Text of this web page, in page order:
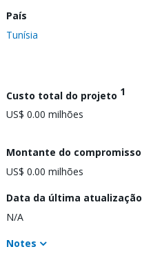
País
Tunísia
Custo total do projeto 1
US$ 0.00 milhões
Montante do compromisso
US$ 0.00 milhões
Data da última atualização
N/A
Notes